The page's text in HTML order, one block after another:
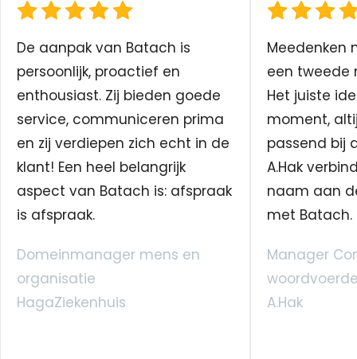
De aanpak van Batach is
persoonlijk, proactief en
enthousiast. Zij bieden goede
service, communiceren prima
en zij verdiepen zich echt in de
klant! Een heel belangrijk
aspect van Batach is: afspraak
is afspraak.
Domeinmanager mens en
organisatie
HagaZiekenhuis
Meedenken
een tweede
Het juiste
moment,
passend bij
A.Hak
naam aan
met Batach.
Manager
A.Hak